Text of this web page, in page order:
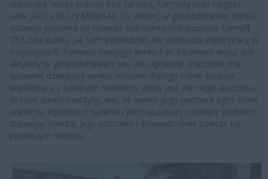
staruszka” wciąż pracuje bez zarzutu, Farmalla oraz ciągniki,
takie jak CX70 czy MXM140. Co więcej, w gospodarstwie rolnika
ostatnio pojawiła się również ładowarka teleskopowa Farmlift
737, bez której, jak sam powiedział, nie wyobraża sobie pracy w
magazynach. Pomimo swojego wieku Pan Kazimierz wciąż jest
aktywny w gospodarstwie i wie, jak ogromne znaczenie ma
sprawnie działający serwis. Właśnie dlatego rolnik docenia
współpracę z lokalnym dealerem, która jest dla niego kluczowa.
W razie awarii maszyny, wie, że serwis jego partnera Agro-Rami
stanie na wysokości zadania i jak najszybciej rozwiąże problem,
stawiając Klienta, jego potrzeby i doświadczenie zawsze na
pierwszym miejscu.